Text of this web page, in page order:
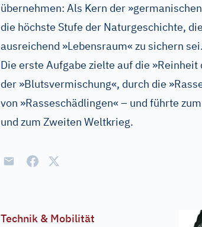
übernehmen: Als Kern der
die höchste Stufe der Naturgeschichte,
ausreichend »Lebensraum« zu sichern sei.
Die erste Aufgabe zielte auf die
der »Blutsvermischung«, durch die
von »Rasseschädlingen« – und führte
und zum Zweiten Weltkrieg.
Technik & Mobilität